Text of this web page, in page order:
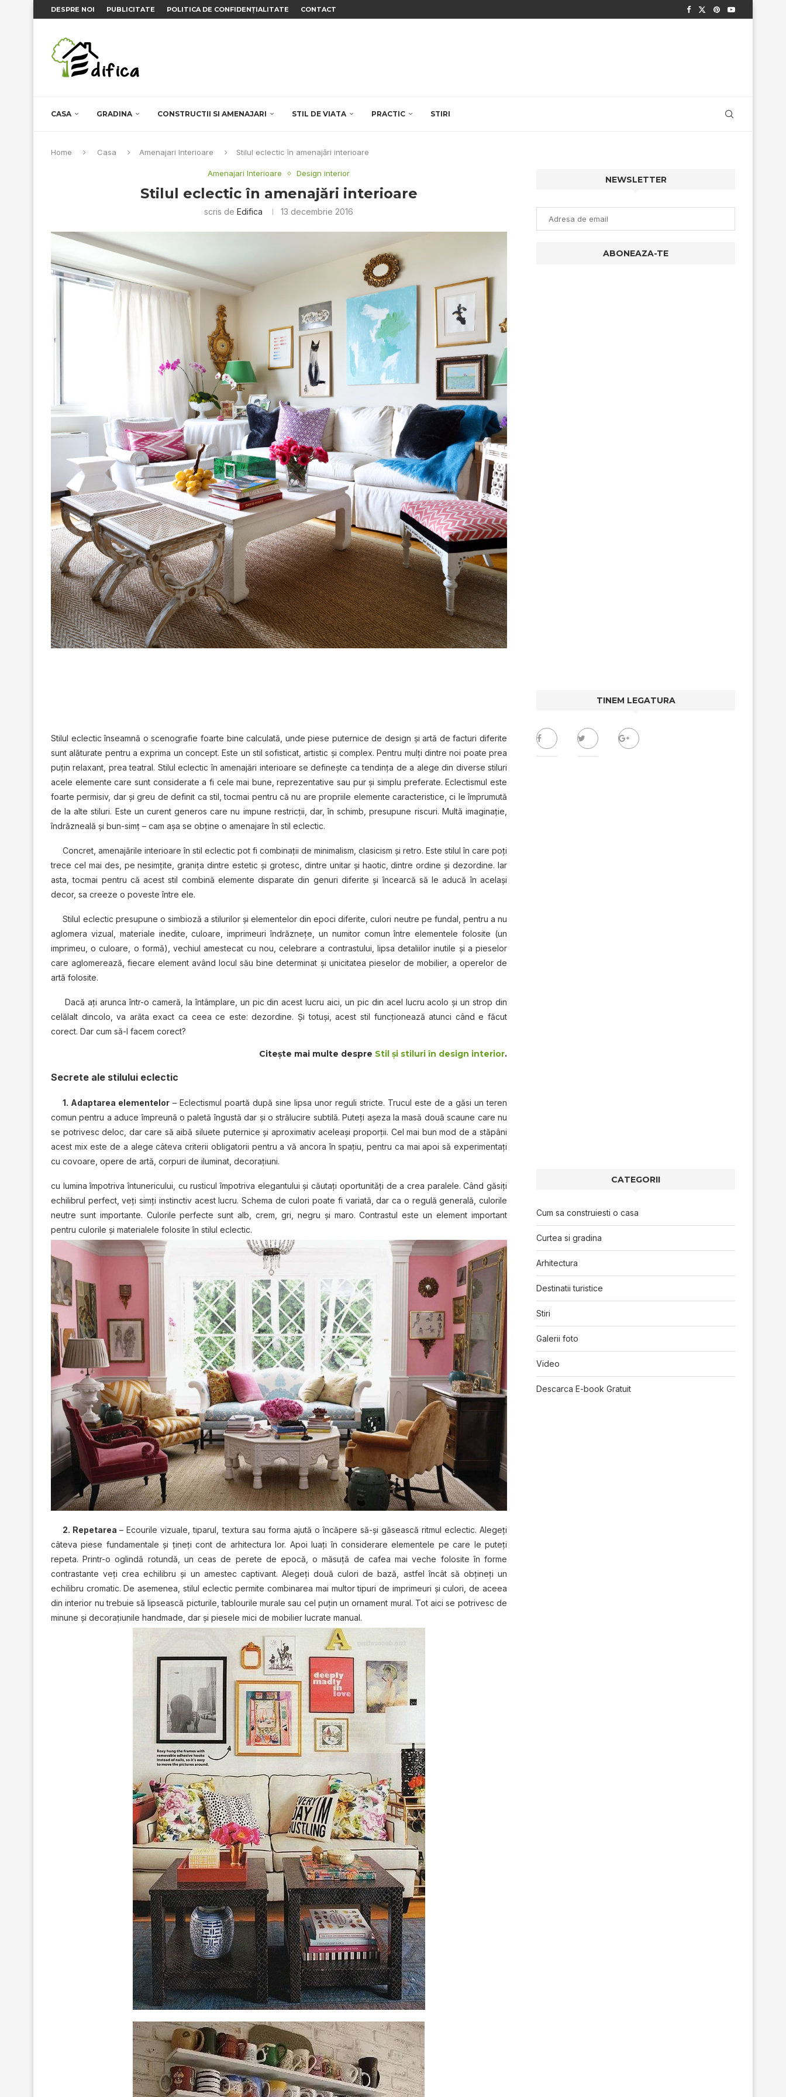
DESPRE NOI PUBLICITATE POLITICA DE CONFIDENȚIALITATE CONTACT
CASA GRADINA CONSTRUCTII SI AMENAJARI STIL DE VIATA PRACTIC STIRI
Home Casa Amenajari Interioare Stilul eclectic în amenajări interioare
Amenajari Interioare Design interior
Stilul eclectic în amenajări interioare
scris deEdifica 13 decembrie 2016
Stilul eclectic înseamnă o scenografie foarte bine calculată, unde piese puternice de design și artă de facturi diferite
sunt alăturate pentru a exprima un concept. Este un stil sofisticat, artistic şi complex. Pentru mulți dintre noi poate prea
puțin relaxant, prea teatral. Stilul eclectic în amenajări interioare se defineşte ca tendinţa de a alege din diverse stiluri
acele elemente care sunt considerate a fi cele mai bune, reprezentative sau pur şi simplu preferate. Eclectismul este
foarte permisiv, dar şi greu de definit ca stil, tocmai pentru că nu are propriile elemente caracteristice, ci le împrumută
de la alte stiluri. Este un curent generos care nu impune restricţii, dar, în schimb, presupune riscuri. Multă imaginaţie,
îndrăzneală şi bun-simţ – cam aşa se obţine o amenajare în stil eclectic.
Concret, amenajările interioare în stil eclectic pot fi combinaţii de minimalism, clasicism şi retro. Este stilul în care poţi
trece cel mai des, pe nesimţite, graniţa dintre estetic şi grotesc, dintre unitar şi haotic, dintre ordine şi dezordine. Iar
asta, tocmai pentru că acest stil combină elemente disparate din genuri diferite şi încearcă să le aducă în acelaşi
decor, sa creeze o poveste între ele.
Stilul eclectic presupune o simbioză a stilurilor și elementelor din epoci diferite, culori neutre pe fundal, pentru a nu
aglomera vizual, materiale inedite, culoare, imprimeuri îndrăznețe, un numitor comun între elementele folosite (un
imprimeu, o culoare, o formă), vechiul amestecat cu nou, celebrare a contrastului, lipsa detaliilor inutile și a pieselor
care aglomerează, fiecare element având locul său bine determinat şi unicitatea pieselor de mobilier, a operelor de
artă folosite.
Dacă ați arunca într-o cameră, la întâmplare, un pic din acest lucru aici, un pic din acel lucru acolo și un strop din
celălalt dincolo, va arăta exact ca ceea ce este: dezordine. Şi totuşi, acest stil funcţionează atunci când e făcut
corect. Dar cum să-l facem corect?
Citeşte mai multe despre Stil şi stiluri în design interior.
Secrete ale stilului eclectic
1. Adaptarea elementelor – Eclectismul poartă după sine lipsa unor reguli stricte. Trucul este de a găsi un teren
comun pentru a aduce împreună o paletă îngustă dar şi o strălucire subtilă. Puteţi aşeza la masă două scaune care nu
se potrivesc deloc, dar care să aibă siluete puternice și aproximativ aceleași proporții. Cel mai bun mod de a stăpâni
acest mix este de a alege câteva criterii obligatorii pentru a vă ancora în spațiu, pentru ca mai apoi să experimentaţi
cu covoare, opere de artă, corpuri de iluminat, decoraţiuni.
cu lumina împotriva întunericului, cu rusticul împotriva elegantului şi căutaţi oportunități de a crea paralele. Când găsiți
echilibrul perfect, veți simți instinctiv acest lucru. Schema de culori poate fi variată, dar ca o regulă generală, culorile
neutre sunt importante. Culorile perfecte sunt alb, crem, gri, negru şi maro. Contrastul este un element important
pentru culorile şi materialele folosite în stilul eclectic.
2. Repetarea– Ecourile vizuale, tiparul, textura sau forma ajută o încăpere să-şi găsească ritmul eclectic. Alegeţi
câteva piese fundamentale şi ţineţi cont de arhitectura lor. Apoi luaţi în considerare elementele pe care le puteți
repeta. Printr-o oglindă rotundă, un ceas de perete de epocă, o măsuţă de cafea mai veche folosite în forme
contrastante veţi crea echilibru și un amestec captivant. Alegeţi două culori de bază, astfel încât să obțineţi un
echilibru cromatic. De asemenea, stilul eclectic permite combinarea mai multor tipuri de imprimeuri și culori, de aceea
din interior nu trebuie să lipsească picturile, tablourile murale sau cel puțin un ornament mural. Tot aici se potrivesc de
minune şi decoraţiunile handmade, dar şi piesele mici de mobilier lucrate manual.
NEWSLETTER
TINEM LEGATURA
CATEGORII
Cum sa construiesti o casa
Curtea si gradina
Arhitectura
Destinatii turistice
Stiri
Galerii foto
Video
Descarca E-book Gratuit